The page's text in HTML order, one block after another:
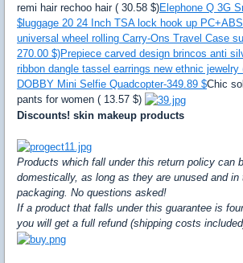
remi hair rechoo hair ( 30.58 $)Elephone Q 3G
$ luggage 20 24 Inch TSA lock hook up
universal wheel rolling Carry-Ons Travel Case
270.00 $)Prepiece carved design brincos anti
ribbon dangle tassel earrings new ethnic jewelry
DOBBY Mini Selfie Quadcopter-349.89 $Chic
pants for women ( 13.57 $)
Discounts! skin makeup products
Products which fall under this return policy can
domestically, as long as they are unused and in
packaging. No questions asked!
If a product that falls under this guarantee is
you will get a full refund (shipping costs